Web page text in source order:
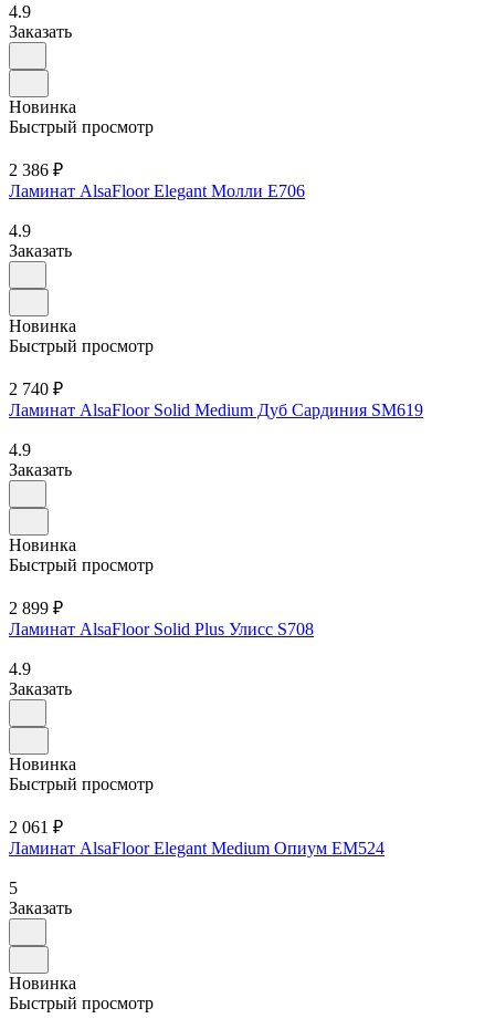
4.9
Заказать
Новинка
Быстрый просмотр
2 386 ₽
Ламинат AlsaFloor Elegant Молли Е706
4.9
Заказать
Новинка
Быстрый просмотр
2 740 ₽
Ламинат AlsaFloor Solid Medium Дуб Сардиния SM619
4.9
Заказать
Новинка
Быстрый просмотр
2 899 ₽
Ламинат AlsaFloor Solid Plus Улисс S708
4.9
Заказать
Новинка
Быстрый просмотр
2 061 ₽
Ламинат AlsaFloor Elegant Medium Опиум ЕМ524
5
Заказать
Новинка
Быстрый просмотр